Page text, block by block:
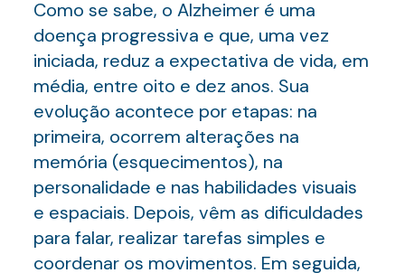
Como se sabe, o Alzheimer é uma
doença progressiva e que, uma vez
iniciada, reduz a expectativa de vida, em
média, entre oito e dez anos. Sua
evolução acontece por etapas: na
primeira, ocorrem alterações na
memória (esquecimentos), na
personalidade e nas habilidades visuais
e espaciais. Depois, vêm as dificuldades
para falar, realizar tarefas simples e
coordenar os movimentos. Em seguida,